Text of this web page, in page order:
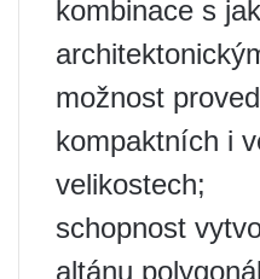
kombinace s
možnost
kompaktních i
velikostech;
schopnost
altánu